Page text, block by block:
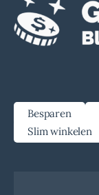
Besparen
Slim winkelen